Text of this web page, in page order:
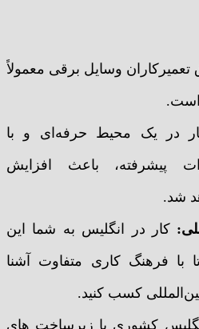
تعمیرکاران وسایل برقی معمولاً
است.
در یک محیط حرفه‌ای و با
پیشرفته، باعث افزایش
شد.
کار در انگلیس به شما این
فرهنگ کاری متفاوت آشنا
کسب کنید.
کشوری با زیرساخت های